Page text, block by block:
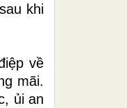
khi
về
mãi.
ủi an